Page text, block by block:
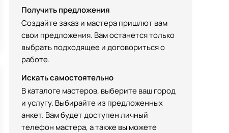
Получить предложения
Создайте заказ и мастера пришлют вам
свои предложения. Вам останется только
выбрать подходящее и договориться о
работе.
Искать самостоятельно
В каталоге мастеров, выберите ваш город
и услугу. Выбирайте из предложенных
анкет. Вам будет доступен личный
телефон мастера, а также вы можете